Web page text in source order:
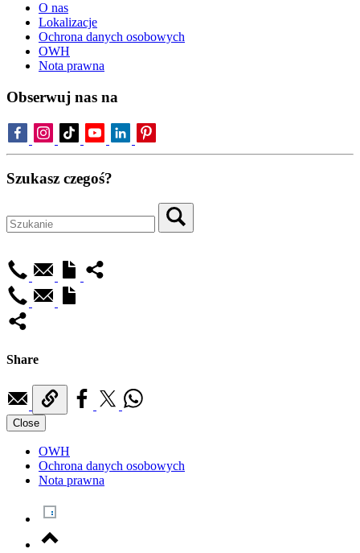
O nas
Lokalizacje
Ochrona danych osobowych
OWH
Nota prawna
Obserwuj nas na
Szukasz czegoś?
Share
Close
OWH
Ochrona danych osobowych
Nota prawna